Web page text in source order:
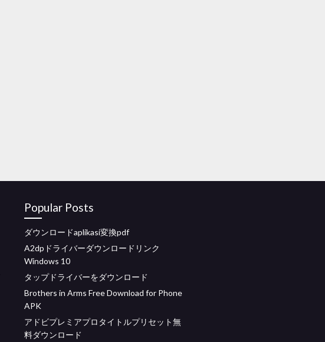
Popular Posts
ダウンロードaplikasi変換pdf
A2dpドライバーダウンロードリンク
Windows 10
タップドライバーをダウンロード
Brothers in Arms Free Download for Phone
APK
アドビプレミアプロタイトルプリセット無
料ダウンロード